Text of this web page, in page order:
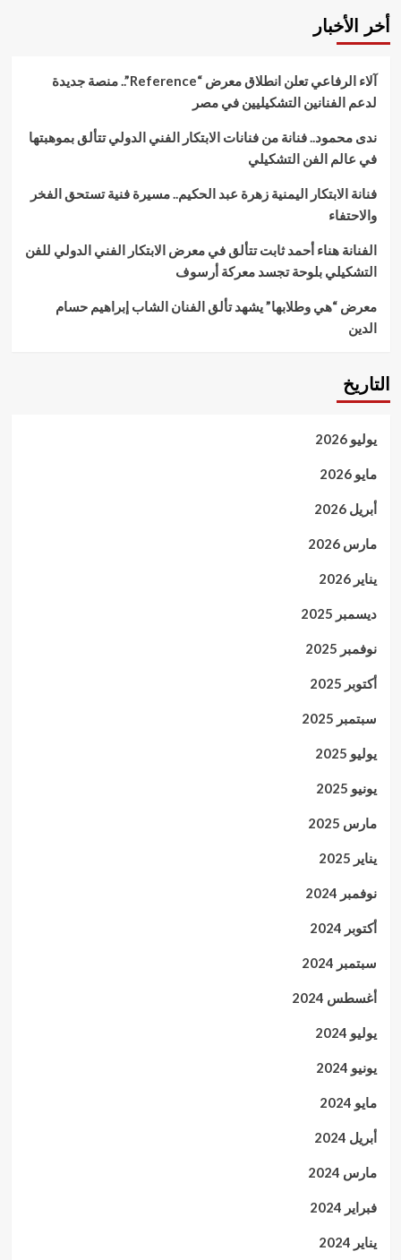
لقاء
الشباب
بملتقي
شبابنا
يصنع
مستقبلنا
أخر الأخبار
آلاء الرفاعي تعلن انطلاق معرض “Reference”.. منصة جديدة
لدعم الفنانين التشكيليين في مصر
ندى محمود.. فنانة من فنانات الابتكار الفني الدولي تتألق بموهبتها
في عالم الفن التشكيلي
فنانة الابتكار اليمنية زهرة عبد الحكيم.. مسيرة فنية تستحق الفخر
والاحتفاء
الفنانة هناء أحمد ثابت تتألق في معرض الابتكار الفني الدولي للفن
التشكيلي بلوحة تجسد معركة أرسوف
معرض “هي وطلابها” يشهد تألق الفنان الشاب إبراهيم حسام
الدين
التاريخ
يوليو 2026
مايو 2026
أبريل 2026
مارس 2026
يناير 2026
ديسمبر 2025
نوفمبر 2025
أكتوبر 2025
سبتمبر 2025
يوليو 2025
يونيو 2025
مارس 2025
يناير 2025
نوفمبر 2024
أكتوبر 2024
سبتمبر 2024
أغسطس 2024
يوليو 2024
يونيو 2024
مايو 2024
أبريل 2024
مارس 2024
فبراير 2024
يناير 2024